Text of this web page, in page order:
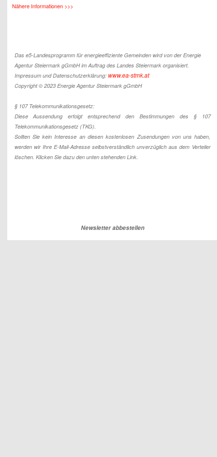
Nähere Informationen >>>
Das e5-Landesprogramm für energieeffiziente Gemeinden wird von der Energie
Agentur Steiermark gGmbH im Auftrag des Landes Steiermark organisiert.
Impressum und Datenschutzerklärung: www.ea-stmk.at
Copyright © 2023 Energie Agentur Steiermark gGmbH
§ 107 Telekommunikationsgesetz:
Diese Aussendung erfolgt entsprechend den Bestimmungen des § 107
Telekommunikationsgesetz (TKG).
Sollten Sie kein Interesse an diesen kostenlosen Zusendungen von uns haben,
werden wir Ihre E-Mail-Adresse selbstverständlich unverzüglich aus dem Verteiler
löschen. Klicken Sie dazu den unten stehenden Link.
Newsletter abbestellen